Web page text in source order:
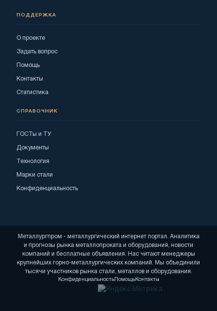
ПОДДЕРЖКА
О проекте
Задать вопрос
Помощь
Контакты
Статистика
СПРАВОЧНИК
ГОСТы и ТУ
Документы
Технология
Марки стали
Конфиденциальность
Металлургпром - металлургический интернет портал. Аналитика
и прогнозы рынка металлопроката и оборудования, новости
компаний и бесплатные объявления. Нас читают менеджеры
крупнейших горно-металлургических компаний. Мы объединили
тысячи участников рынка стали, металлов и оборудования.
КонфиденциальностьПомощьКонтакты